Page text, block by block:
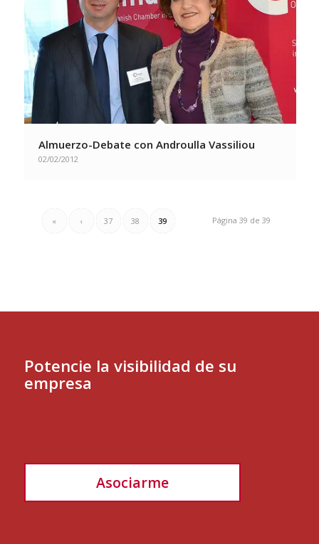
Almuerzo-Debate con Androulla Vassiliou
02/02/2012
Página 39 de 39
« ‹ 37 38 39
Potencie la visibilidad de su
empresa
Asociarme